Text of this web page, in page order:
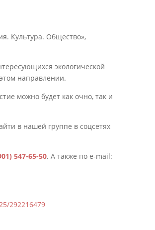
Культура. Общество»,
экологической
направлении.
можно будет как очно, так и
в нашей группе в соцсетях
547-65-50. А также по e-mail:
292216479